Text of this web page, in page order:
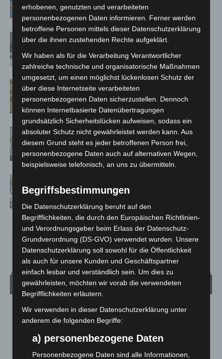
Gasleitung bei McDonald’s-Umbau in
Hannover Klassik Open Air 2026:
Französische Oper im Maschpark
Langenhagen: Autofahrer mit 3,17
Promille aus dem Verkehr gezogen
Polizei, Feuerwehr und Rettung
hautnah erleben
Wetter
LANGENHAGEN
Überwiegend Bewölkt
19.3°C 19.6
erhobenen, genutzten und verarbeiteten
personenbezogenen Daten informieren. Ferner werden
betroffene Personen mittels dieser Datenschutzerklärung
über die ihnen zustehenden Rechte aufgeklärt.
Wir haben als für die Verarbeitung Verantwortlicher
zahlreiche technische und organisatorische Maßnahmen
umgesetzt, um einen möglichst lückenlosen Schutz der
über diese Internetseite verarbeiteten
personenbezogenen Daten sicherzustellen. Dennoch
können Internetbasierte Datenübertragungen
grundsätzlich Sicherheitslücken aufweisen, sodass ein
absoluter Schutz nicht gewährleistet werden kann. Aus
diesem Grund steht es jeder betroffenen Person frei,
personenbezogene Daten auch auf alternativen Wegen,
beispielsweise telefonisch, an uns zu übermitteln.
Begriffsbestimmungen
Die Datenschutzerklärung beruht auf den
Begrifflichkeiten, die durch den Europäischen Richtlinien-
und Verordnungsgeber beim Erlass der Datenschutz-
Grundverordnung (DS-GVO) verwendet wurden. Unsere
Datenschutzerklärung soll sowohl für die Öffentlichkeit
als auch für unsere Kunden und Geschäftspartner
einfach lesbar und verständlich sein. Um dies zu
gewährleisten, möchten wir vorab die verwendeten
Begrifflichkeiten erläutern.
Wir verwenden in dieser Datenschutzerklärung unter
anderem die folgenden Begriffe:
a) personenbezogene Daten
Personenbezogene Daten sind alle Informationen,